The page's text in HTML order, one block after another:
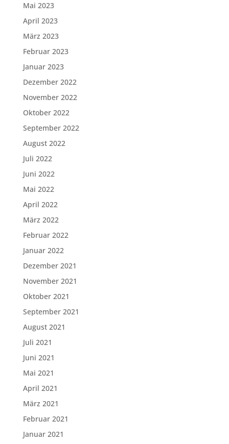
Mai 2023
April 2023
März 2023
Februar 2023
Januar 2023
Dezember 2022
November 2022
Oktober 2022
September 2022
August 2022
Juli 2022
Juni 2022
Mai 2022
April 2022
März 2022
Februar 2022
Januar 2022
Dezember 2021
November 2021
Oktober 2021
September 2021
August 2021
Juli 2021
Juni 2021
Mai 2021
April 2021
März 2021
Februar 2021
Januar 2021